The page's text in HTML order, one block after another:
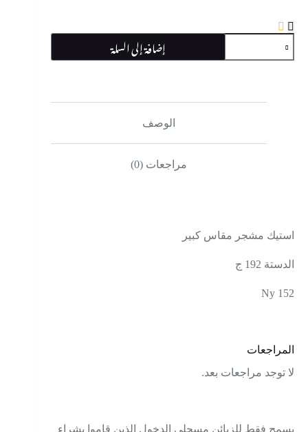
كمية
استيك
مشجر
إضافة إلى السلة
الوصف
مراجعات (0)
استيك مشجر مقاس كبير
الدستة 192 ج
Ny 152
المراجعات
لا توجد مراجعات بعد.
يسمح فقط للزبائن مسجلي الدخول الذين قاموا بشراء